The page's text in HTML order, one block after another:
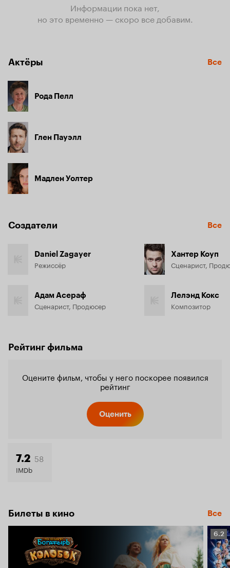
Информации пока нет,
но это временно — скоро все добавим.
Актёры Все
Рода Пелл
Глен Пауэлл
Мадлен Уолтер
Создатели Все
Daniel Zagayer
Режиссёр
Адам Асераф
Сценарист, Продюсер
Хантер Коуп
Сценарист,
Лелэнд Кокс
Композитор
Рейтинг фильма
Оцените фильм, чтобы у него поскорее появился
рейтинг
Оценить
7.2 58
IMDb
Билеты в кино Все
6.2
6.2